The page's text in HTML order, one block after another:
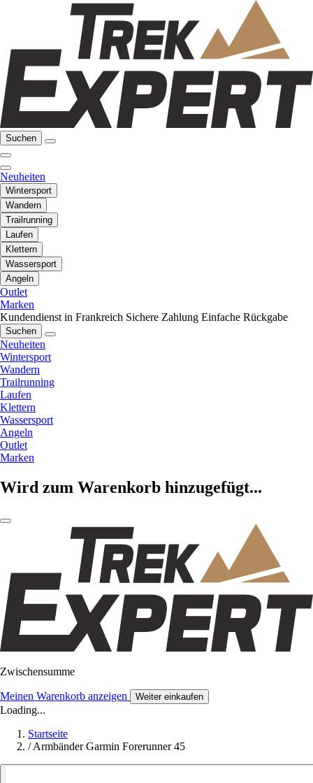
Suchen
Neuheiten
Wintersport
Wandern
Trailrunning
Laufen
Klettern
Wassersport
Angeln
Outlet
Marken
Kundendienst in Frankreich Sichere Zahlung Einfache Rückgabe
Suchen
Neuheiten
Wintersport
Wandern
Trailrunning
Laufen
Klettern
Wassersport
Angeln
Outlet
Marken
Wird zum Warenkorb hinzugefügt...
Zwischensumme
Meinen Warenkorb anzeigen Weiter einkaufen
Loading...
Startseite
/ Armbänder Garmin Forerunner 45